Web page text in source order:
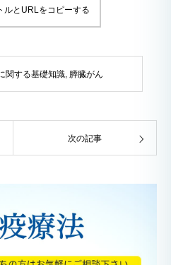
ルとURLをコピーする
関する基礎知識, 膵臓がん
次の記事